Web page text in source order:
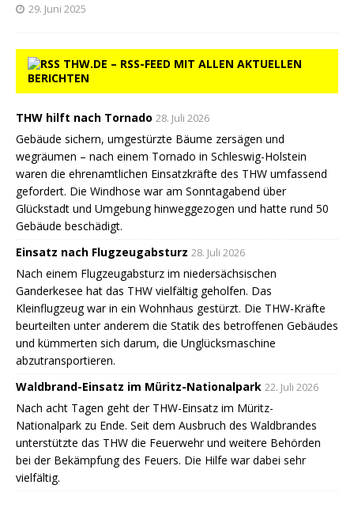
29. Juni 2025
THW.DE – RSS-FEED MIT ALLEN AKTUELLEN
BERICHTEN
THW hilft nach Tornado 28. Juli 2026
Gebäude sichern, umgestürzte Bäume zersägen und
wegräumen – nach einem Tornado in Schleswig-Holstein
waren die ehrenamtlichen Einsatzkräfte des THW umfassend
gefordert. Die Windhose war am Sonntagabend über
Glückstadt und Umgebung hinweggezogen und hatte rund 50
Gebäude beschädigt.
Einsatz nach Flugzeugabsturz 28. Juli 2026
Nach einem Flugzeugabsturz im niedersächsischen
Ganderkesee hat das THW vielfältig geholfen. Das
Kleinflugzeug war in ein Wohnhaus gestürzt. Die THW-Kräfte
beurteilten unter anderem die Statik des betroffenen Gebäudes
und kümmerten sich darum, die Unglücksmaschine
abzutransportieren.
Waldbrand-Einsatz im Müritz-Nationalpark 22. Juli 2026
Nach acht Tagen geht der THW-Einsatz im Müritz-
Nationalpark zu Ende. Seit dem Ausbruch des Waldbrandes
unterstützte das THW die Feuerwehr und weitere Behörden
bei der Bekämpfung des Feuers. Die Hilfe war dabei sehr
vielfältig.